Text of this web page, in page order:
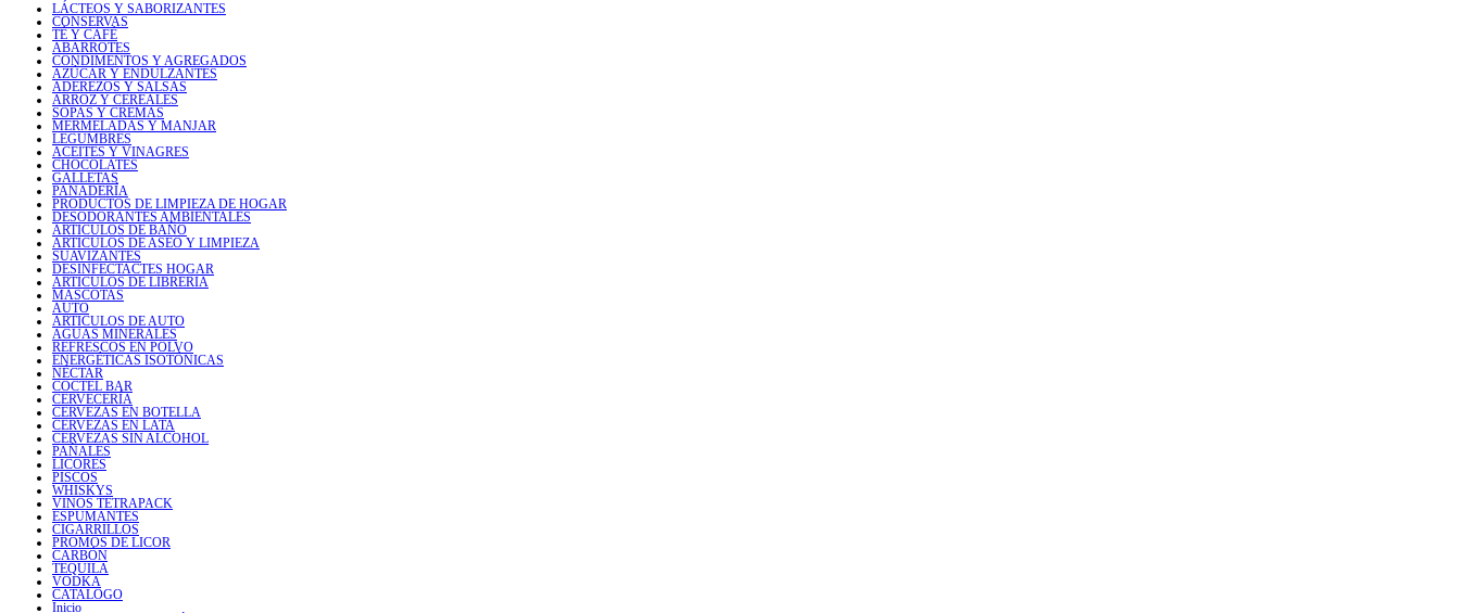
LÁCTEOS Y SABORIZANTES
CONSERVAS
TÉ Y CAFÉ
ABARROTES
CONDIMENTOS Y AGREGADOS
AZÚCAR Y ENDULZANTES
ADEREZOS Y SALSAS
ARROZ Y CEREALES
SOPAS Y CREMAS
MERMELADAS Y MANJAR
LEGUMBRES
ACEITES Y VINAGRES
CHOCOLATES
GALLETAS
PANADERÍA
PRODUCTOS DE LIMPIEZA DE HOGAR
DESODORANTES AMBIENTALES
ARTICULOS DE BAÑO
ARTICULOS DE ASEO Y LIMPIEZA
SUAVIZANTES
DESINFECTACTES HOGAR
ARTICULOS DE LIBRERIA
MASCOTAS
AUTO
ARTICULOS DE AUTO
AGUAS MINERALES
REFRESCOS EN POLVO
ENERGÉTICAS ISOTÓNICAS
NÉCTAR
COCTEL BAR
CERVECERÍA
CERVEZAS EN BOTELLA
CERVEZAS EN LATA
CERVEZAS SIN ALCOHOL
PAÑALES
LICORES
PISCOS
WHISKYS
VINOS TETRAPACK
ESPUMANTES
CIGARRILLOS
PROMOS DE LICOR
CARBÓN
TEQUILA
VODKA
CATALOGO
Inicio